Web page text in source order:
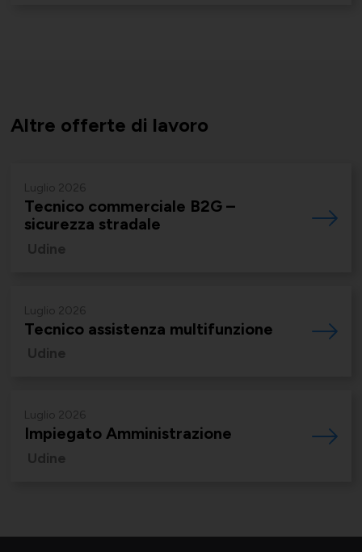
Altre offerte di lavoro
Luglio 2026
Tecnico commerciale B2G –
sicurezza stradale
Udine
Luglio 2026
Tecnico assistenza multifunzione
Udine
Luglio 2026
Impiegato Amministrazione
Udine
Supporto tecnico-giuridico